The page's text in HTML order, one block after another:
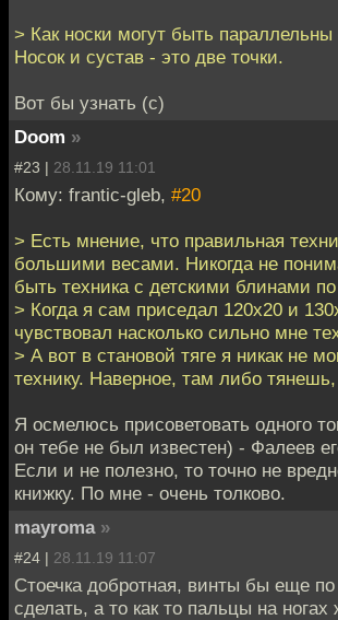
> Как носки могут быть
Носок и сустав - это две точки.
Вот бы узнать (с)
Doom »
#23 | 28.11.19 11:01
Кому: frantic-gleb, #20
> Есть мнение, что правильная
большими весами. Никогда не
быть техника с детскими блинами по
> Когда я сам приседал 120х20 и
чувствовал насколько сильно мне
> А вот в становой тяге я никак не
технику. Наверное, там либо
Я осмелюсь присоветовать одного
он тебе не был известен) - Фалеев
Если и не полезно, то точно не
книжку. По мне - очень толково.
mayroma »
#24 | 28.11.19 11:07
Стоечка добротная, винты бы еще по
сделать, а то как то пальцы на ногах